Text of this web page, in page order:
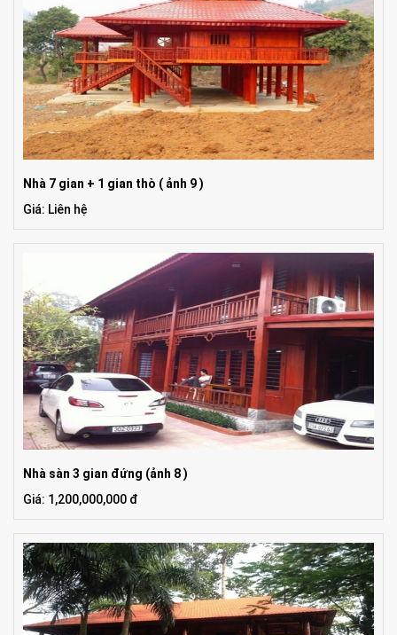
Nhà 7 gian + 1 gian thò ( ảnh 9 )
Giá: Liên hệ
Nhà sàn 3 gian đứng (ảnh 8 )
Giá: 1,200,000,000 đ